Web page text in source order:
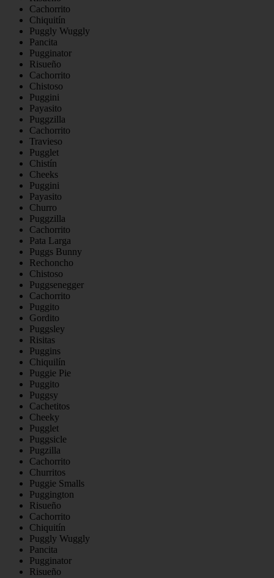
Cachorrito
Chiquitín
Puggly Wuggly
Pancita
Pugginator
Risueño
Cachorrito
Chistoso
Puggini
Payasito
Puggzilla
Cachorrito
Travieso
Pugglet
Chistín
Cheeks
Puggini
Payasito
Churro
Puggzilla
Cachorrito
Pata Larga
Puggs Bunny
Rechoncho
Chistoso
Puggsenegger
Cachorrito
Puggito
Gordito
Puggsley
Risitas
Puggins
Chiquilín
Puggie Pie
Puggito
Puggsy
Cachetitos
Cheeky
Pugglet
Puggsicle
Pugzilla
Cachorrito
Churritos
Puggie Smalls
Puggington
Risueño
Cachorrito
Chiquitín
Puggly Wuggly
Pancita
Pugginator
Risueño